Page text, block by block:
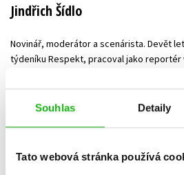
Souhlas Detaily
Tato webová stránka používá
Jindřich Šídlo
Novinář, moderátor a scenárista. Devět
týdeníku Respekt, pracoval jako reportér
roku 2016 působí jako komentátor v
uvádí satirické pořady Šťastné pondělí a
za nejlepší komentář. Za svůj pořad
2018 dvě ocenění Křišťálová lupa.